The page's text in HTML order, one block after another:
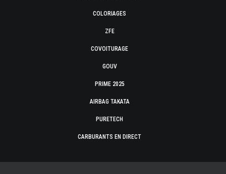
COLORIAGES
ZFE
COVOITURAGE
GOUV
PRIME 2025
AIRBAG TAKATA
PURETECH
CARBURANTS EN DIRECT